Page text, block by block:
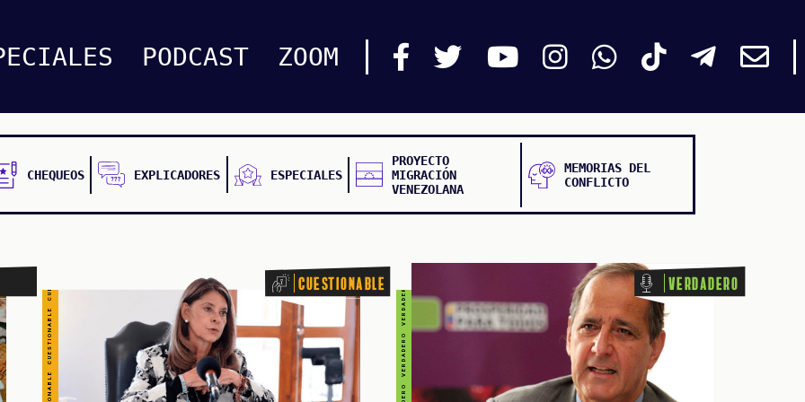
PODCAST ZOOM
CHEQUEOS EXPLICADORES ESPECIALES
PROYECTO
MIGRACIÓN
VENEZOLANA
MEMORIAS DEL
CONFLICTO
CUESTIONABLE CUESTIONABLE CUESTIONABLE CUESTIONABLE CUESTIONABLE CUESTIONABLE CUESTIONABLE Cuestionable VERDADERO VERDADERO VERDADERO VERDADERO VERDADERO VERDADERO VERDADERO Verdadero